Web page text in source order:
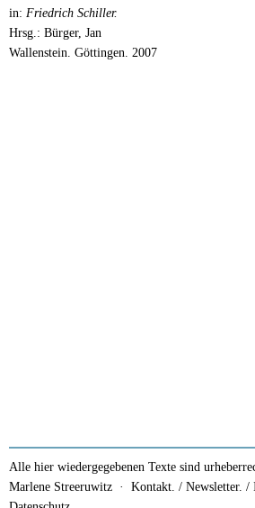
in: Friedrich Schiller.
Hrsg.: Bürger, Jan
Wallenstein. Göttingen. 2007
Alle hier wiedergegebenen Texte sind
Marlene Streeruwitz · Kontakt. / Newsletter. /